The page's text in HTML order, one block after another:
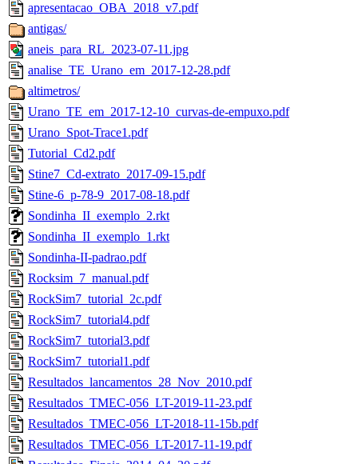
apresentacao_OBA_2018_v7.pdf
antigas/
aneis_para_RL_2023-07-11.jpg
analise_TE_Urano_em_2017-12-28.pdf
altimetros/
Urano_TE_em_2017-12-10_curvas-de-empuxo.pdf
Urano_Spot-Trace1.pdf
Tutorial_Cd2.pdf
Stine7_Cd-extrato_2017-09-15.pdf
Stine-6_p-78-9_2017-08-18.pdf
Sondinha_II_exemplo_2.rkt
Sondinha_II_exemplo_1.rkt
Sondinha-II-padrao.pdf
Rocksim_7_manual.pdf
RockSim7_tutorial_2c.pdf
RockSim7_tutorial4.pdf
RockSim7_tutorial3.pdf
RockSim7_tutorial1.pdf
Resultados_lancamentos_28_Nov_2010.pdf
Resultados_TMEC-056_LT-2019-11-23.pdf
Resultados_TMEC-056_LT-2018-11-15b.pdf
Resultados_TMEC-056_LT-2017-11-19.pdf